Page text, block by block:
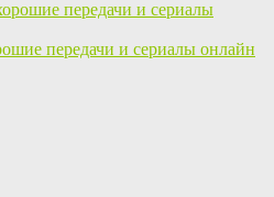
передачи и сериалы онлайн